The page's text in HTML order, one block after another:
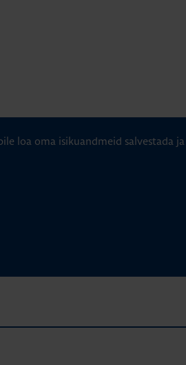
loa oma isikuandmeid salvestada